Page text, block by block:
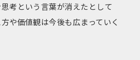
考という言葉が消えたとして
や価値観は今後も広まっていく